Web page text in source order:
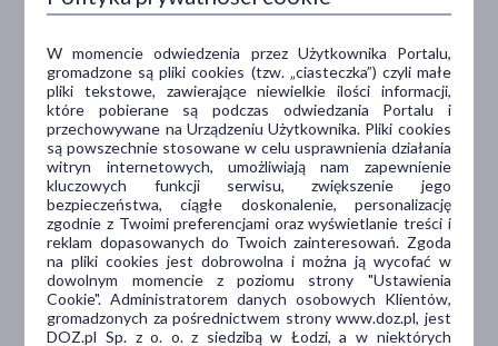
nim dziecko odgryzie jej fragment i się zadławi.
sprawdzać czy gumka nie została nadgryziona.
Jeżeli zdarzy się sytuacja, że dziecko umieści cały smoczek
do uspokajania w jamie ustnej NIE NALEŻY WPADAĆ W
PANIKĘ. Smoczek do uspokajania jest tak zbudowany, że
nie może zostać połknięty przez dziecko. Gdy tylko
zostanie zauważone, że maluch włożył cały smoczek do
ust, usunąć go z jego buzi najdelikatniej jak to możliwe.
Zaleca się odstawienie smoczka u dzieci w wieku 3 lat.
W momencie odwiedzenia przez Użytkownika Portalu,
gromadzone są pliki cookies (tzw. „ciasteczka”) czyli małe
pliki tekstowe, zawierające niewielkie ilości informacji,
które pobierane są podczas odwiedzania Portalu i
przechowywane na Urządzeniu Użytkownika. Pliki cookies
są powszechnie stosowane w celu usprawnienia działania
witryn internetowych, umożliwiają nam zapewnienie
kluczowych funkcji serwisu, zwiększenie jego
bezpieczeństwa, ciągłe doskonalenie, personalizację
zgodnie z Twoimi preferencjami oraz wyświetlanie treści i
reklam dopasowanych do Twoich zainteresowań. Zgoda
na pliki cookies jest dobrowolna i można ją wycofać w
dowolnym momencie z poziomu strony "Ustawienia
Cookie". Administratorem danych osobowych Klientów,
gromadzonych za pośrednictwem strony www.doz.pl, jest
DOZ.pl Sp. z o. o. z siedzibą w Łodzi, a w niektórych